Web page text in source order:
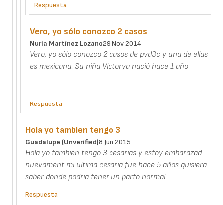
Respuesta
Vero, yo sólo conozco 2 casos
Nuria Martínez Lozano29 Nov 2014
Vero, yo sólo conozco 2 casos de pvd3c y una de ellas
es mexicana. Su niña Victorya nació hace 1 año
Respuesta
Hola yo tambien tengo 3
Guadalupe (unverified)8 Jun 2015
Hola yo tambien tengo 3 cesarias y estoy embarazad
nuevament mi ultima cesaria fue hace 5 años quisiera
saber donde podria tener un parto normal
Respuesta